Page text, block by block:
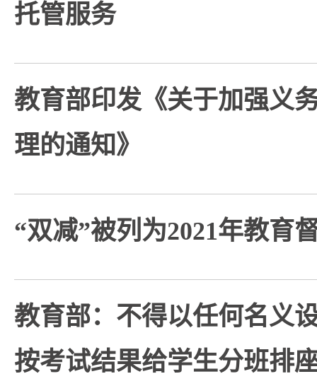
托管服务
教育部印发《关于加强义
理的通知》
“双减”被列为2021年教育
教育部：不得以任何名义
按考试结果给学生分班排